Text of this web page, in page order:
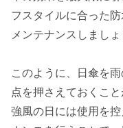
フスタイルに合った
メンテナンスしましょ
このように、日傘を
点を押さえておくこと
強風の日には使用を